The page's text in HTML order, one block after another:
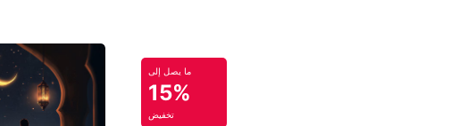
ما يصل إلى
15%
تخفيض